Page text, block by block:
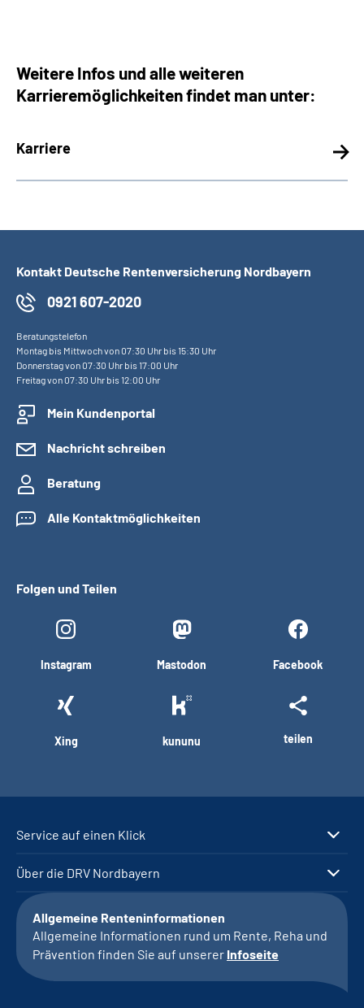
Weitere Infos und alle weiteren
Karrieremöglichkeiten findet man unter:
Karriere
Kontakt Deutsche Rentenversicherung Nordbayern
0921 607-2020
Beratungstelefon
Montag bis Mittwoch von 07:30 Uhr bis 15:30 Uhr
Donnerstag von 07:30 Uhr bis 17:00 Uhr
Freitag von 07:30 Uhr bis 12:00 Uhr
Mein Kundenportal
Nachricht schreiben
Beratung
Alle Kontaktmöglichkeiten
Folgen und Teilen
Instagram Mastodon Facebook
Xing kununu teilen
Service auf einen Klick
Über die DRV Nordbayern
Allgemeine Renteninformationen
Allgemeine Informationen rund um Rente, Reha und
Prävention finden Sie auf unserer Infoseite